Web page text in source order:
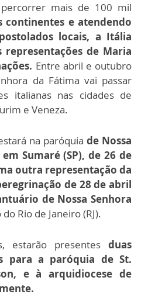
mais de 100 mil
continentes e atendendo
locais, a Itália
representações de Maria
Entre abril e outubro
da Fátima vai passar
italianas nas cidades de
e Veneza.
na paróquia de Nossa
Sumaré (SP), de 26 de
outra representação da
de 28 de abril
de Nossa Senhora
Rio de Janeiro (RJ).
estarão presentes duas
para a paróquia de St.
e à arquidiocese de